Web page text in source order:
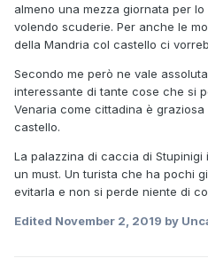
almeno una mezza giornata per
volendo scuderie. Per anche le
della Mandria col castello ci
Secondo me però ne vale
interessante di tante cose che si
Venaria come cittadina è
castello.
La palazzina di caccia di
un must. Un turista che ha pochi
evitarla e non si perde niente di
Edited November 2, 2019 by